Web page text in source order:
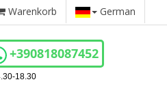
Warenkorb German
+390818087452
18.30